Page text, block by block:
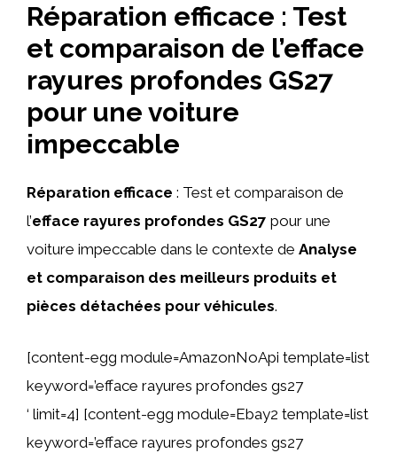
Réparation efficace : Test
et comparaison de l’efface
rayures profondes GS27
pour une voiture
impeccable
Réparation efficace : Test et comparaison de
l’efface rayures profondes GS27 pour une
voiture impeccable dans le contexte de Analyse
et comparaison des meilleurs produits et
pièces détachées pour véhicules.
[content-egg module=AmazonNoApi template=list
keyword=’efface rayures profondes gs27
‘ limit=4] [content-egg module=Ebay2 template=list
keyword=’efface rayures profondes gs27